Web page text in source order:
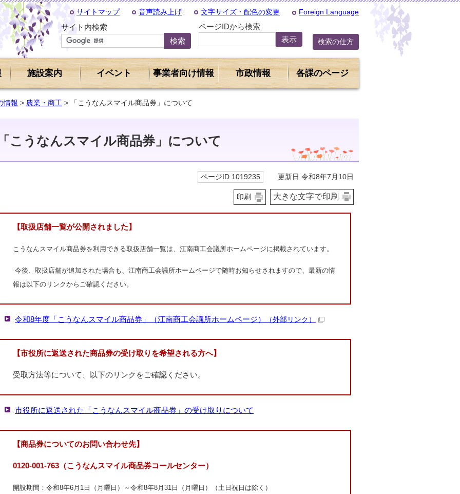
サイトマップ 音声読み上げ 文字サイズ・配色の変更 Foreign Language
サイト内検索 ページIDから検索
検索の仕方
施設案内 イベント 事業者向け情報 市政情報 各課のページ
情報 > 農業・商工 > 「こうなんスマイル商品券」について
「こうなんスマイル商品券」について
ページID 1019235 更新日 令和8年7月10日
印刷 大きな文字で印刷
【取扱店舗一覧が公開されました】
こうなんスマイル商品券を利用できる取扱店舗一覧は、江南商工会議所ホームページに掲載されています。
今後、取扱店舗が追加された場合も、江南商工会議所ホームページで随時お知らせされますので、最新の情
報は以下のリンクからご確認ください。
令和8年度「こうなんスマイル商品券」（江南商工会議所ホームページ） （外部リンク）
【市役所に返送された商品券の受け取りを希望される方へ】
受取方法等について、以下のリンクをご確認ください。
市役所に返送された「こうなんスマイル商品券」の受け取りについて
【商品券についてのお問い合わせ先】
0120-001-763（こうなんスマイル商品券コールセンター）
開設期間：令和8年6月1日（月曜日）～令和8年8月31日（月曜日）（土日祝日は除く）